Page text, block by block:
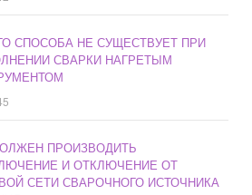
СПОСОБА НЕ СУЩЕСТВУЕТ ПРИ
СВАРКИ НАГРЕТЫМ
ПРОИЗВОДИТЬ
И ОТКЛЮЧЕНИЕ ОТ
СЕТИ СВАРОЧНОГО ИСТОЧНИКА